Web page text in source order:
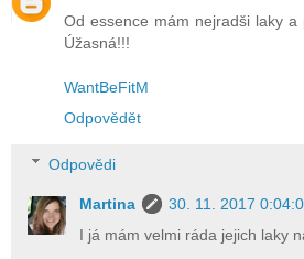
Od essence mám nejradši laky a
Úžasná!!!
WantBeFitM
Odpovědět
Odpovědi
Martina
30. 11. 2017
I já mám velmi ráda jejich laky